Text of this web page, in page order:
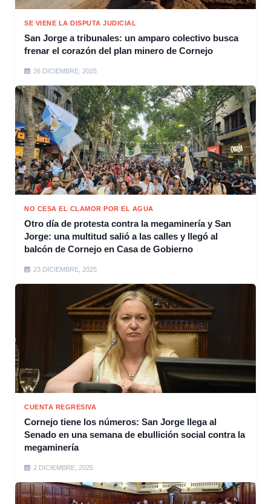
SE VIENE LA DISPUTA JUDICIAL
San Jorge a tribunales: un amparo colectivo busca
frenar el corazón del plan minero de Cornejo
26 DICIEMBRE, 2025
NO CESA EL CLAMOR POR EL AGUA
Otro día de protesta contra la megaminería y San
Jorge: una multitud salió a las calles y llegó al
balcón de Cornejo en Casa de Gobierno
23 DICIEMBRE, 2025
CUENTA REGRESIVA
Cornejo tiene los números: San Jorge llega al
Senado en una semana de ebullición social contra la
megaminería
2 DICIEMBRE, 2025